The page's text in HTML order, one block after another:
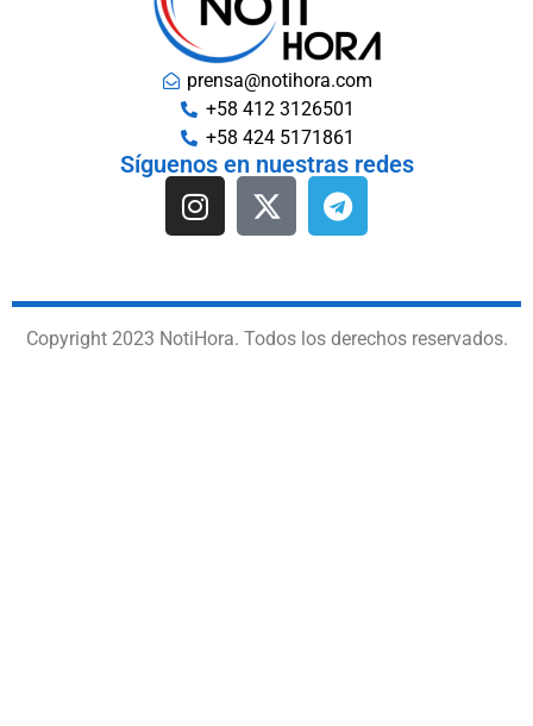
prensa@notihora.com
+58 412 3126501
+58 424 5171861
Síguenos en nuestras redes
Copyright 2023 NotiHora. Todos los derechos reservados.